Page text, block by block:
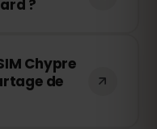
votre eSIM
?
sans
suffit
de choisir
Chypre
de